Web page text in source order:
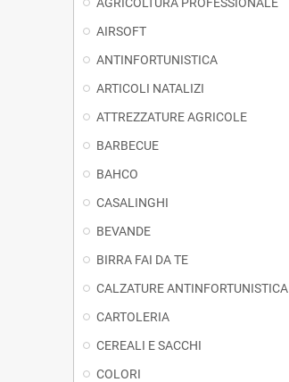
AIRSOFT
ANTINFORTUNISTICA
ARTICOLI NATALIZI
ATTREZZATURE AGRICOLE
BARBECUE
BAHCO
CASALINGHI
BEVANDE
BIRRA FAI DA TE
CALZATURE ANTINFORTUNISTICA
CARTOLERIA
CEREALI E SACCHI
COLORI